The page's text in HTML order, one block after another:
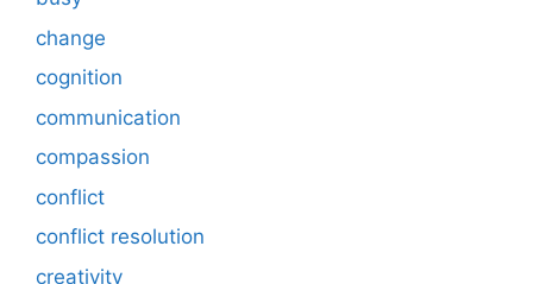
change
cognition
communication
compassion
conflict
conflict resolution
creativity